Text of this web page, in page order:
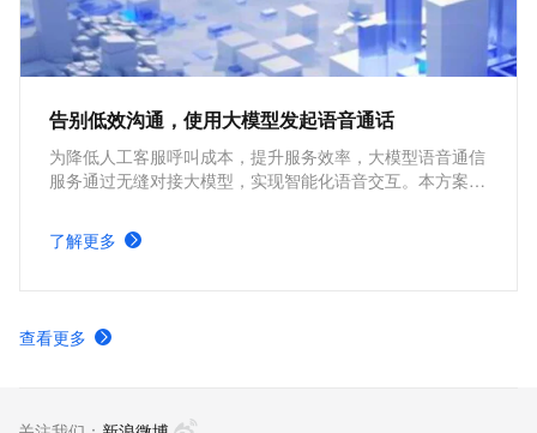
告别低效沟通，使用大模型发起语音通话
为降低人工客服呼叫成本，提升服务效率，大模型语音通信
服务通过无缝对接大模型，实现智能化语音交互。本方案为
向客户发起语音通话，助力企业实现降本增效。
了解更多
查看更多